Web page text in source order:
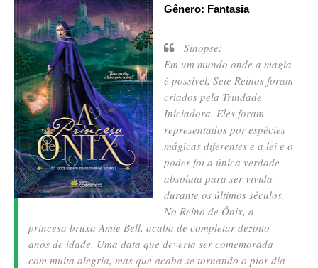
Gênero: Fantasia
Sinopse:
Em um mundo onde a magia
é possível, Sete Reinos foram
criados pela Trindade
Iniciadora. Eles foram
representados por espécies
mágicas diferentes e a lei e o
poder foi a única verdade
absoluta para ser vivida
durante os últimos séculos.
No Reino de Ônix, a
princesa bruxa Amie Bell, acaba de completar dezoito
anos de idade. Uma data que deveria ser comemorada
com muita alegria, mas que acaba se tornando o pior dia